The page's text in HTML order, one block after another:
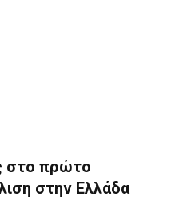
στο πρώτο
στην Ελλάδα